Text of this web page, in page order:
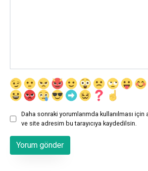
Daha sonraki yorumlarımda kullanılması
ve site adresim bu tarayıcıya kaydedilsin.